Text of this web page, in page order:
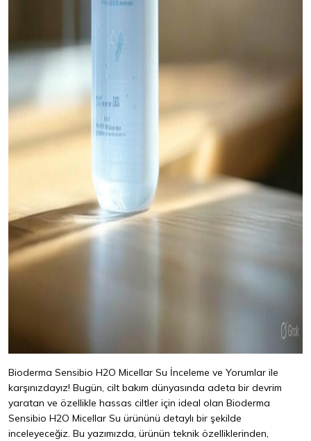
Bioderma Sensibio H2O Micellar Su İnceleme ve Yorumlar ile
karşınızdayız! Bugün, cilt bakım dünyasında adeta bir devrim
yaratan ve özellikle hassas ciltler için ideal olan Bioderma
Sensibio H2O Micellar Su ürününü detaylı bir şekilde
inceleyeceğiz. Bu yazımızda, ürünün teknik özelliklerinden,